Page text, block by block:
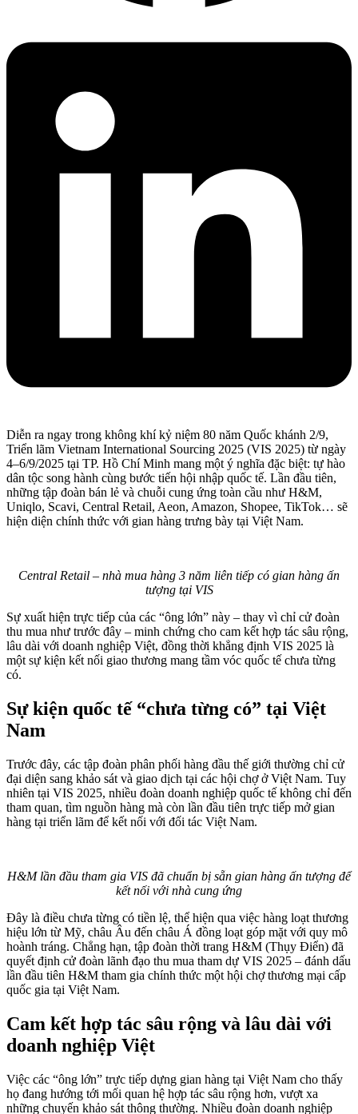
Diễn ra ngay trong không khí kỷ niệm 80 năm Quốc khánh 2/9,
Triển lãm Vietnam International Sourcing 2025 (VIS 2025) từ ngày
4–6/9/2025 tại TP. Hồ Chí Minh mang một ý nghĩa đặc biệt: tự hào
dân tộc song hành cùng bước tiến hội nhập quốc tế. Lần đầu tiên,
những tập đoàn bán lẻ và chuỗi cung ứng toàn cầu như H&M,
Uniqlo, Scavi, Central Retail, Aeon, Amazon, Shopee, TikTok… sẽ
hiện diện chính thức với gian hàng trưng bày tại Việt Nam.
Central Retail – nhà mua hàng 3 năm liên tiếp có gian hàng ấn
tượng tại VIS
Sự xuất hiện trực tiếp của các “ông lớn” này – thay vì chỉ cử đoàn
thu mua như trước đây – minh chứng cho cam kết hợp tác sâu rộng,
lâu dài với doanh nghiệp Việt, đồng thời khẳng định VIS 2025 là
một sự kiện kết nối giao thương mang tầm vóc quốc tế chưa từng
có.
Sự kiện quốc tế “chưa từng có” tại Việt
Nam
Trước đây, các tập đoàn phân phối hàng đầu thế giới thường chỉ cử
đại diện sang khảo sát và giao dịch tại các hội chợ ở Việt Nam. Tuy
nhiên tại VIS 2025, nhiều đoàn doanh nghiệp quốc tế không chỉ đến
tham quan, tìm nguồn hàng mà còn lần đầu tiên trực tiếp mở gian
hàng tại triển lãm để kết nối với đối tác Việt Nam.
H&M lần đầu tham gia VIS đã chuẩn bị sẵn gian hàng ấn tượng để
kết nối với nhà cung ứng
Đây là điều chưa từng có tiền lệ, thể hiện qua việc hàng loạt thương
hiệu lớn từ Mỹ, châu Âu đến châu Á đồng loạt góp mặt với quy mô
hoành tráng. Chẳng hạn, tập đoàn thời trang H&M (Thụy Điển) đã
quyết định cử đoàn lãnh đạo thu mua tham dự VIS 2025 – đánh dấu
lần đầu tiên H&M tham gia chính thức một hội chợ thương mại cấp
quốc gia tại Việt Nam.
Cam kết hợp tác sâu rộng và lâu dài với
doanh nghiệp Việt
Việc các “ông lớn” trực tiếp dựng gian hàng tại Việt Nam cho thấy
họ đang hướng tới mối quan hệ hợp tác sâu rộng hơn, vượt xa
những chuyến khảo sát thông thường. Nhiều đoàn doanh nghiệp